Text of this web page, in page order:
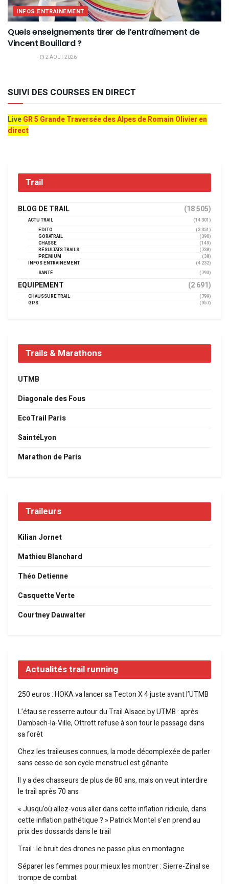
INFOS ENTRAINEMENT
Quels enseignements tirer de l’entraînement de
Vincent Bouillard ?
2 AOÛT 2026
SUIVI DES COURSES EN DIRECT
LiveGR 5 Grande Traversée des Alpes de Romain Olivier en
direct
Trail
BLOG DE TRAIL (18 505)
ACTU TRAIL
(14 301)
EDITO
(3 351)
GORATRAIL
(390)
CHASSE
(149)
RÉSULTATS TRAILS
(738)
PREMIUM
(38)
INFOS ENTRAINEMENT
(4 232)
SANTÉ
(793)
EQUIPEMENT (2 691)
CHAUSSURE TRAIL
(799)
GPS
(957)
Trails & Marathons
UTMB
Diagonale des Fous
EcoTrail Paris
SaintéLyon
Marathon de Paris
Traileurs
Kilian Jornet
Mathieu Blanchard
Théo Detienne
Casquette Verte
Courtney Dauwalter
Actualités trail running
250 euros : HOKA va lancer sa Tecton X 4 juste avant l’UTMB
L’étau se resserre autour du Trail Alsace by UTMB : après
Dambach-la-Ville, Ottrott refuse à son tour le passage dans
sa forêt
Chez les traileuses connues, la mode décomplexée de parler
sans cesse de son cycle menstruel est gênante
Il y a des chasseurs de plus de 80 ans, mais on veut interdire
le trail après 70 ans
« Jusqu’où allez-vous aller dans cette inflation ridicule, dans
cette inflation pathétique ? » Patrick Montel s’en prend au
prix des dossards dans le trail
Trail : le bruit des drones ne passe plus en montagne
Séparer les femmes pour mieux les montrer : Sierre-Zinal se
trompe de combat